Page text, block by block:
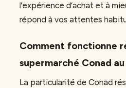
l’expérience d’achat et à
répond à vos attentes
Comment fonctionne
supermarché Conad
La particularité de Conad